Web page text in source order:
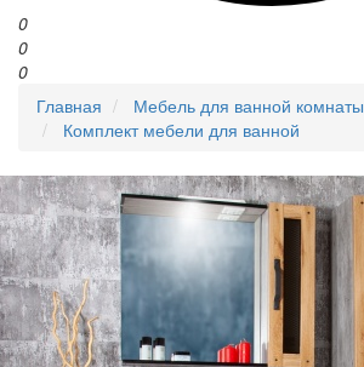
0
0
0
Главная
Мебель для ванной комнаты
Комплект мебели для ванной